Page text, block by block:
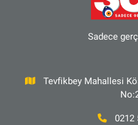
Sadece
Tevfikbey Mahallesi
0212